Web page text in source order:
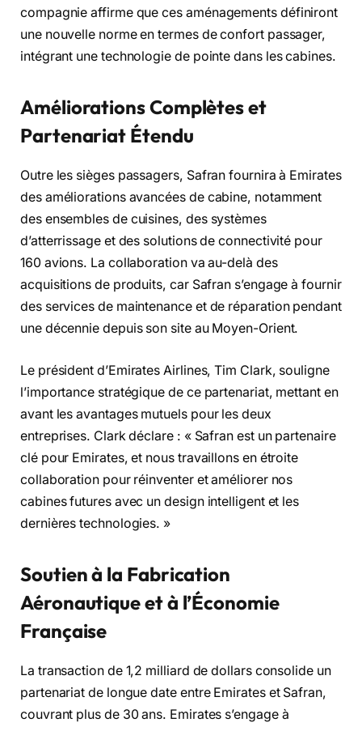
compagnie affirme que ces aménagements définiront
une nouvelle norme en termes de confort passager,
intégrant une technologie de pointe dans les cabines.
Améliorations Complètes et
Partenariat Étendu
Outre les sièges passagers, Safran fournira à Emirates
des améliorations avancées de cabine, notamment
des ensembles de cuisines, des systèmes
d’atterrissage et des solutions de connectivité pour
160 avions. La collaboration va au-delà des
acquisitions de produits, car Safran s’engage à fournir
des services de maintenance et de réparation pendant
une décennie depuis son site au Moyen-Orient.
Le président d’Emirates Airlines, Tim Clark, souligne
l’importance stratégique de ce partenariat, mettant en
avant les avantages mutuels pour les deux
entreprises. Clark déclare : « Safran est un partenaire
clé pour Emirates, et nous travaillons en étroite
collaboration pour réinventer et améliorer nos
cabines futures avec un design intelligent et les
dernières technologies. »
Soutien à la Fabrication
Aéronautique et à l’Économie
Française
La transaction de 1,2 milliard de dollars consolide un
partenariat de longue date entre Emirates et Safran,
couvrant plus de 30 ans. Emirates s’engage à